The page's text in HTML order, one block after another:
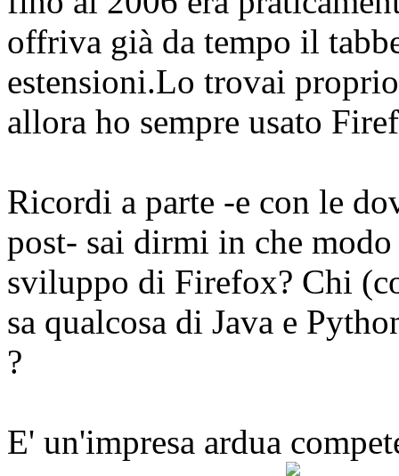
offriva già da tempo il
estensioni.Lo trovai
allora ho sempre usato
Ricordi a parte -e con le
post- sai dirmi in che
sviluppo di Firefox? Chi
sa qualcosa di Java e
?
E' un'impresa ardua